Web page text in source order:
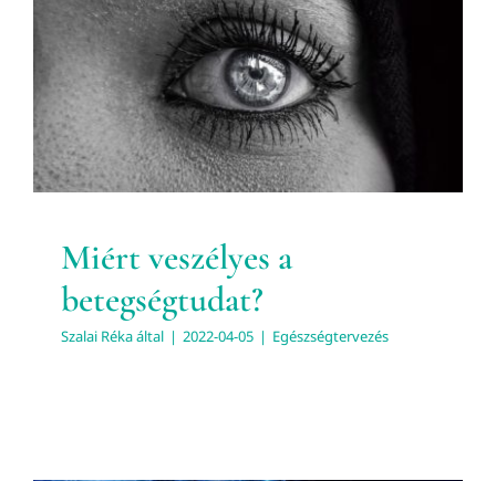
Miért veszélyes a
betegségtudat?
Egészségtervezés
Miért veszélyes a
betegségtudat?
Szalai Rékaáltal | 2022-04-05 | Egészségtervezés